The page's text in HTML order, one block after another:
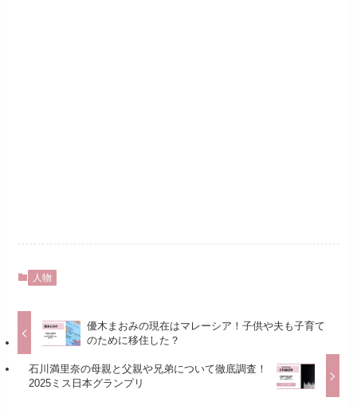
人物
優木まおみの現在はマレーシア！子供や夫も子育て
のために移住した？
石川満里奈の母親と父親や兄弟について徹底調査！
2025ミス日本グランプリ